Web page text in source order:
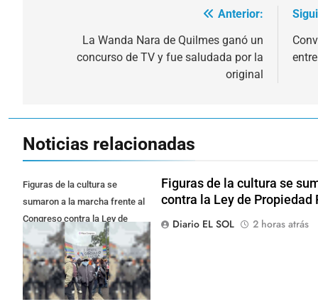
Anterior:
La Wanda Nara de Quilmes ganó un
concurso de TV y fue saludada por la
original
Noticias relacionadas
Figuras de la cultura se
sumaron a la marcha frente al
Congreso contra la Ley de
Propiedad Privada
Figuras de la cultura se
contra la Ley de Propiedad
Diario EL SOL
2 horas atrás